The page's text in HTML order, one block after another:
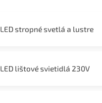
LED stropné svetlá a lustre
LED lištové svietidlá 230V